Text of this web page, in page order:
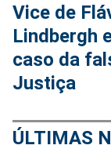
Vice de
Lindbergh
caso da
Justiça
ÚLTIMAS